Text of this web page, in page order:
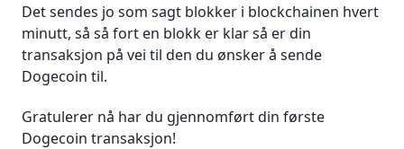
Det sendes jo som sagt blokker i blockchainen hvert
minutt, så så fort en blokk er klar så er din
transaksjon på vei til den du ønsker å sende
Dogecoin til.
Gratulerer nå har du gjennomført din første
Dogecoin transaksjon!